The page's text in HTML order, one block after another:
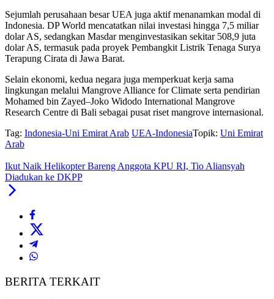
Sejumlah perusahaan besar UEA juga aktif menanamkan modal di
Indonesia. DP World mencatatkan nilai investasi hingga 7,5 miliar
dolar AS, sedangkan Masdar menginvestasikan sekitar 508,9 juta
dolar AS, termasuk pada proyek Pembangkit Listrik Tenaga Surya
Terapung Cirata di Jawa Barat.
Selain ekonomi, kedua negara juga memperkuat kerja sama
lingkungan melalui Mangrove Alliance for Climate serta pendirian
Mohamed bin Zayed–Joko Widodo International Mangrove
Research Centre di Bali sebagai pusat riset mangrove internasional.
Tag: Indonesia-Uni Emirat Arab UEA-IndonesiaTopik: Uni Emirat
Arab
Ikut Naik Helikopter Bareng Anggota KPU RI, Tio Aliansyah
Diadukan ke DKPP
BERITA TERKAIT